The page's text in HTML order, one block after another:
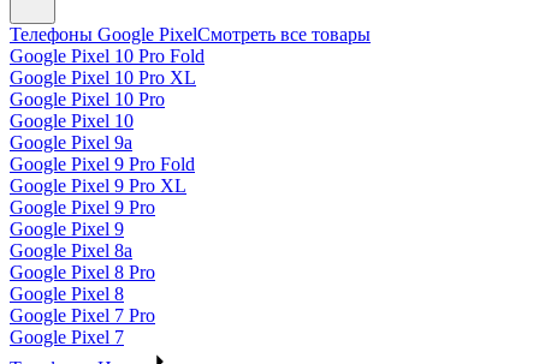
Телефоны Google PixelСмотреть все товары
Google Pixel 10 Pro Fold
Google Pixel 10 Pro XL
Google Pixel 10 Pro
Google Pixel 10
Google Pixel 9a
Google Pixel 9 Pro Fold
Google Pixel 9 Pro XL
Google Pixel 9 Pro
Google Pixel 9
Google Pixel 8a
Google Pixel 8 Pro
Google Pixel 8
Google Pixel 7 Pro
Google Pixel 7